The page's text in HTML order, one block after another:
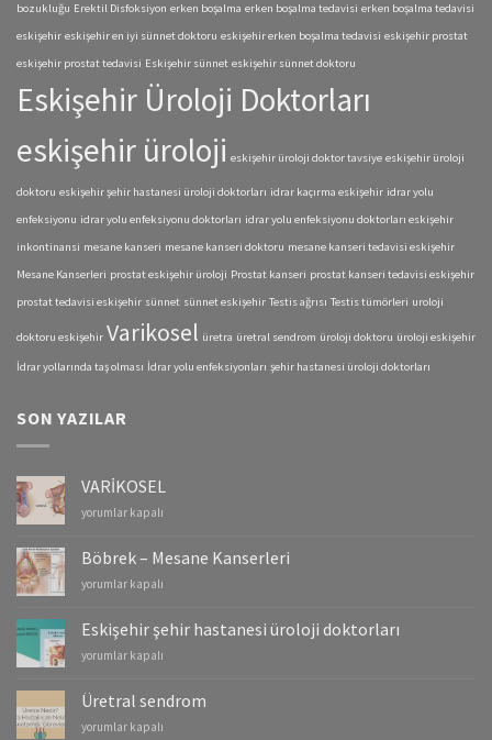
bozukluğu Erektil Disfoksiyon erken boşalma erken boşalma tedavisi erken boşalma tedavisi
eskişehir eskişehir en iyi sünnet doktoru eskişehir erken boşalma tedavisi eskişehir prostat
eskişehir prostat tedavisi Eskişehir sünnet eskişehir sünnet doktoru
Eskişehir Üroloji Doktorları
eskişehir üroloji eskişehir üroloji doktor tavsiye eskişehir üroloji
doktoru eskişehir şehir hastanesi üroloji doktorları idrar kaçırma eskişehir idrar yolu
enfeksiyonu idrar yolu enfeksiyonu doktorları idrar yolu enfeksiyonu doktorları eskişehir
inkontinansi mesane kanseri mesane kanseri doktoru mesane kanseri tedavisi eskişehir
Mesane Kanserleri prostat eskişehir üroloji Prostat kanseri prostat kanseri tedavisi eskişehir
prostat tedavisi eskişehir sünnet sünnet eskişehir Testis ağrısı Testis tümörleri uroloji
doktoru eskişehir Varikosel üretra üretral sendrom üroloji doktoru üroloji eskişehir
İdrar yollarında taş olması İdrar yolu enfeksiyonları şehir hastanesi üroloji doktorları
SON YAZILAR
VARİKOSEL
VARİKOSEL
yorumlar kapalı
Böbrek – Mesane Kanserleri
Böbrek
Mesane
Kanserleri
için
yorumlar kapalı
Eskişehir şehir hastanesi üroloji doktorları
Eskişehir
hastanesi
üroloji
doktorları
yorumlar kapalı
Üretral sendrom
Üretral
yorumlar kapalı